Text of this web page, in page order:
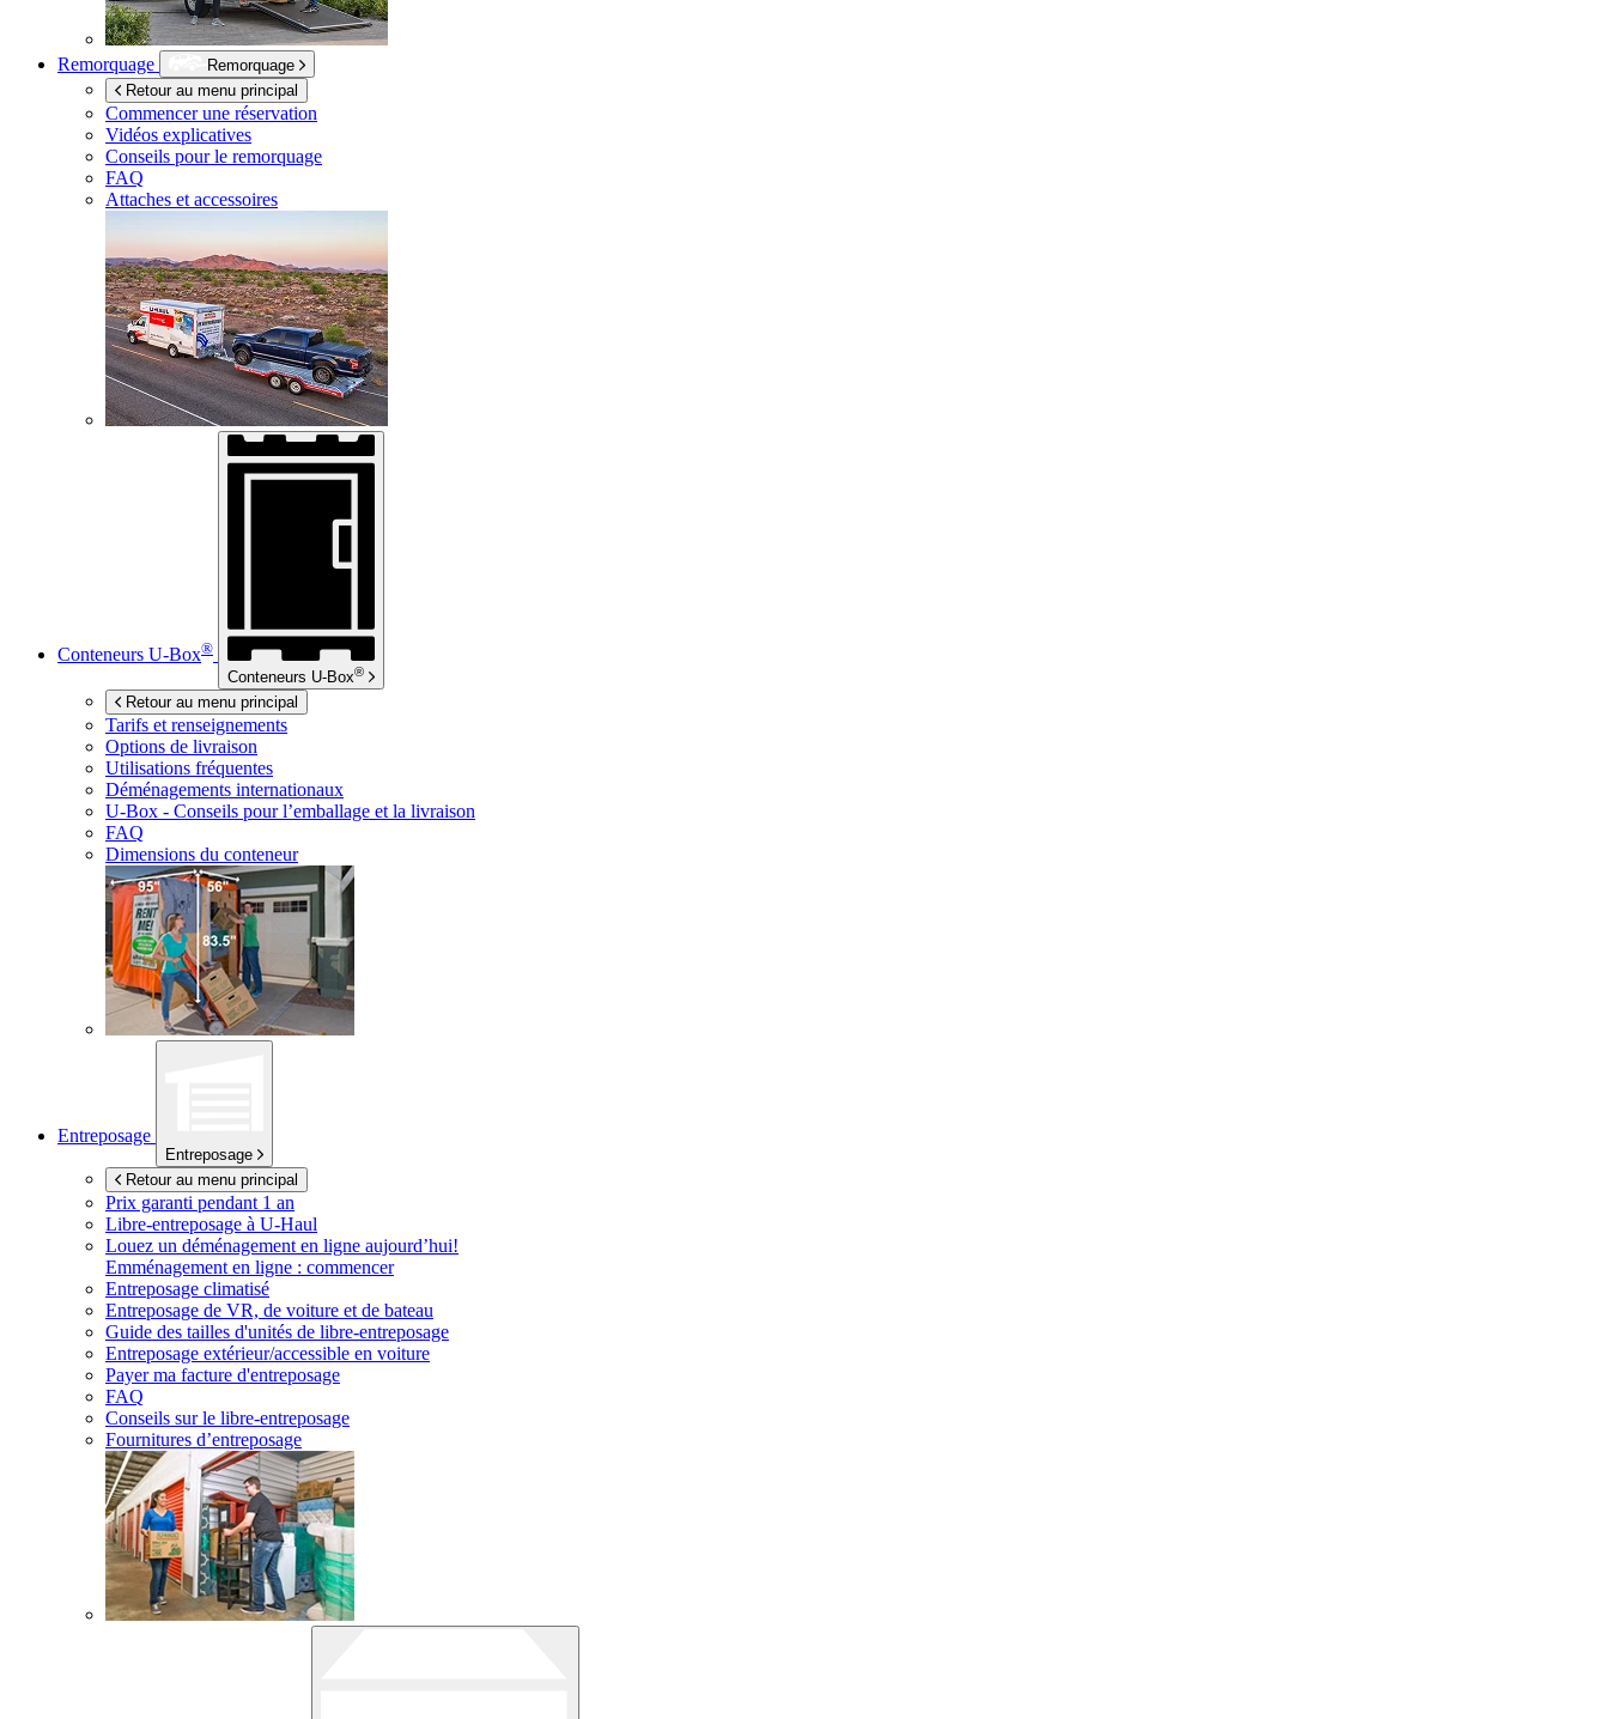
Remorquage
Remorquage
Retour au menu principal
Commencer une réservation
Vidéos explicatives
Conseils pour le remorquage
FAQ
Attaches et accessoires
Conteneurs U-Box®
Conteneurs U-Box®
Retour au menu principal
Tarifs et renseignements
Options de livraison
Utilisations fréquentes
Déménagements internationaux
U-Box - Conseils pour l’emballage et la livraison
FAQ
Dimensions du conteneur
Entreposage
Entreposage
Retour au menu principal
Prix garanti pendant 1 an
Libre-entreposage à U-Haul
Louez un déménagement en ligne aujourd’hui!
Emménagement en ligne : commencer
Entreposage climatisé
Entreposage de VR, de voiture et de bateau
Guide des tailles d'unités de libre-entreposage
Entreposage extérieur/accessible en voiture
Payer ma facture d'entreposage
FAQ
Conseils sur le libre-entreposage
Fournitures d’entreposage